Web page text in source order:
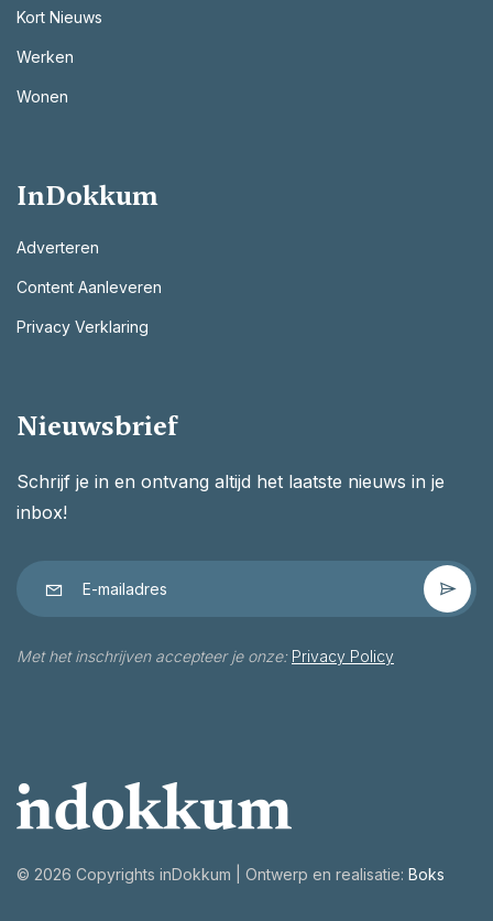
Kort Nieuws
Werken
Wonen
InDokkum
Adverteren
Content Aanleveren
Privacy Verklaring
Nieuwsbrief
Schrijf je in en ontvang altijd het laatste nieuws in je
inbox!
Met het inschrijven accepteer je onze: Privacy Policy
© 2026 Copyrights inDokkum | Ontwerp en realisatie: Boks